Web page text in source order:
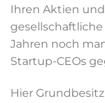
Ihren Aktien
Jahren noch
Startup-CEOs
Hier